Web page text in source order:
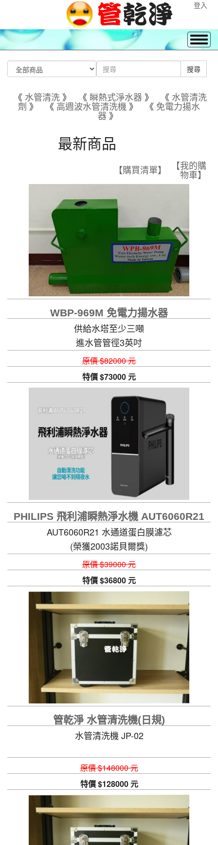
登入
《 水管清洗》 《 瞬熱式淨水器 》 《 水管清洗
劑》 《 高週波水管清洗機》 《 免電力揚水
器》
最新商品
【購買清單】 【我的購
物車】
WBP-969M 免電力揚水器
供給水塔至少三噸
進水管管徑3英吋
原價 $82000 元
特價 $73000 元
PHILIPS 飛利浦瞬熱淨水機 AUT6060R21
AUT6060R21 水通道蛋白膜濾芯
(榮獲2003諾貝爾獎)
自動清洗功能，讓您喝不到隔夜水
原價 $39000 元
特價 $36800 元
管乾淨 水管清洗機(日規)
水管清洗機 JP-02
原價 $148000 元
特價 $128000 元